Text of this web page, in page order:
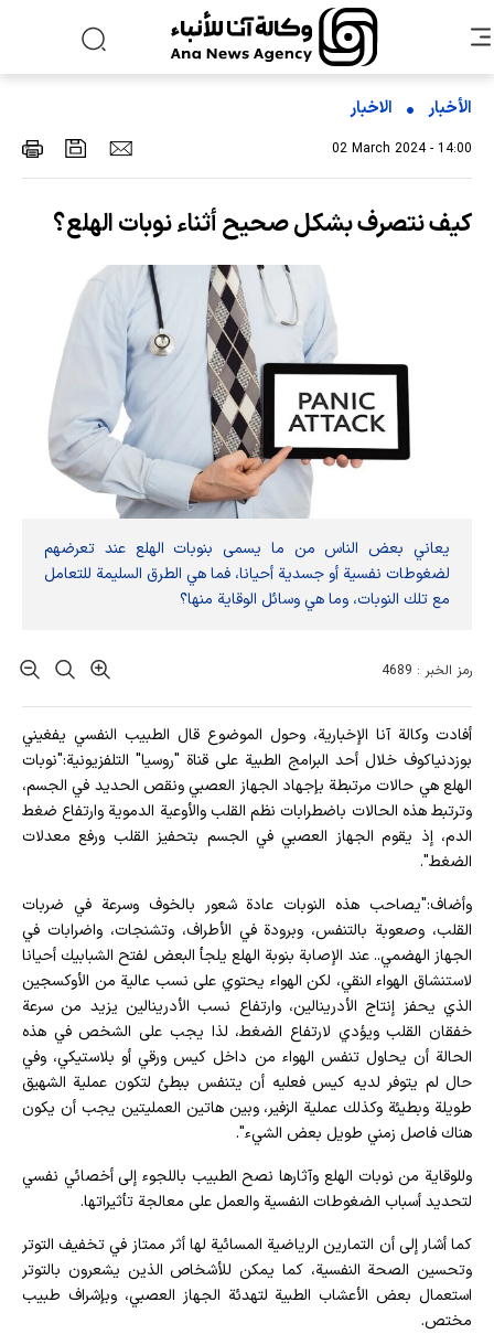
الأخبار الاخبار
02 March 2024 - 14:00
كيف نتصرف بشكل صحيح أثناء نوبات الهلع؟
يعاني بعض الناس من ما يسمى بنوبات الهلع عند تعرضهم
لضغوطات نفسية أو جسدية أحيانا، فما هي الطرق السليمة للتعامل
مع تلك النوبات، وما هي وسائل الوقاية منها؟
رمز الخبر : 4689
أفادت وکالة آنا الإخباریة، وحول الموضوع قال الطبيب النفسي يفغيني
بوزدنياكوف خلال أحد البرامج الطبية على قناة "روسيا" التلفزيونية:"نوبات
الهلع هي حالات مرتبطة بإجهاد الجهاز العصبي ونقص الحديد في الجسم،
وترتبط هذه الحالات باضطرابات نظم القلب والأوعية الدموية وارتفاع ضغط
الدم، إذ يقوم الجهاز العصبي في الجسم بتحفيز القلب ورفع معدلات
الضغط".
وأضاف:"يصاحب هذه النوبات عادة شعور بالخوف وسرعة في ضربات
القلب، وصعوبة بالتنفس، وبرودة في الأطراف، وتشنجات، واضرابات في
الجهاز الهضمي.. عند الإصابة بنوبة الهلع يلجأ البعض لفتح الشبابيك أحيانا
لاستنشاق الهواء النقي، لكن الهواء يحتوي على نسب عالية من الأوكسجين
الذي يحفز إنتاج الأدرينالين، وارتفاع نسب الأدرينالين يزيد من سرعة
خفقان القلب ويؤدي لارتفاع الضغط، لذا يجب على الشخص في هذه
الحالة أن يحاول تنفس الهواء من داخل كيس ورقي أو بلاستيكي، وفي
حال لم يتوفر لديه كيس فعليه أن يتنفس ببطئ لتكون عملية الشهيق
طويلة وبطيئة وكذلك عملية الزفير، وبين هاتين العمليتين يجب أن يكون
هناك فاصل زمني طويل بعض الشيء".
وللوقاية من نوبات الهلع وآثارها نصح الطبيب باللجوء إلى أخصائي نفسي
لتحديد أسباب الضغوطات النفسية والعمل على معالجة تأثيراتها.
كما أشار إلى أن التمارين الرياضية المسائية لها أثر ممتاز في تخفيف التوتر
وتحسين الصحة النفسية، كما يمكن للأشخاص الذين يشعرون بالتوتر
استعمال بعض الأعشاب الطبية لتهدئة الجهاز العصبي، وبإشراف طبيب
مختص.